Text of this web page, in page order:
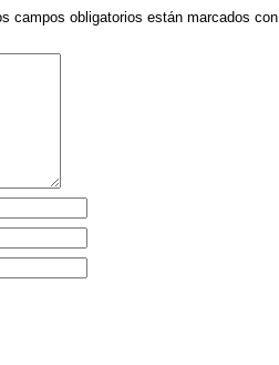
campos obligatorios están marcados con